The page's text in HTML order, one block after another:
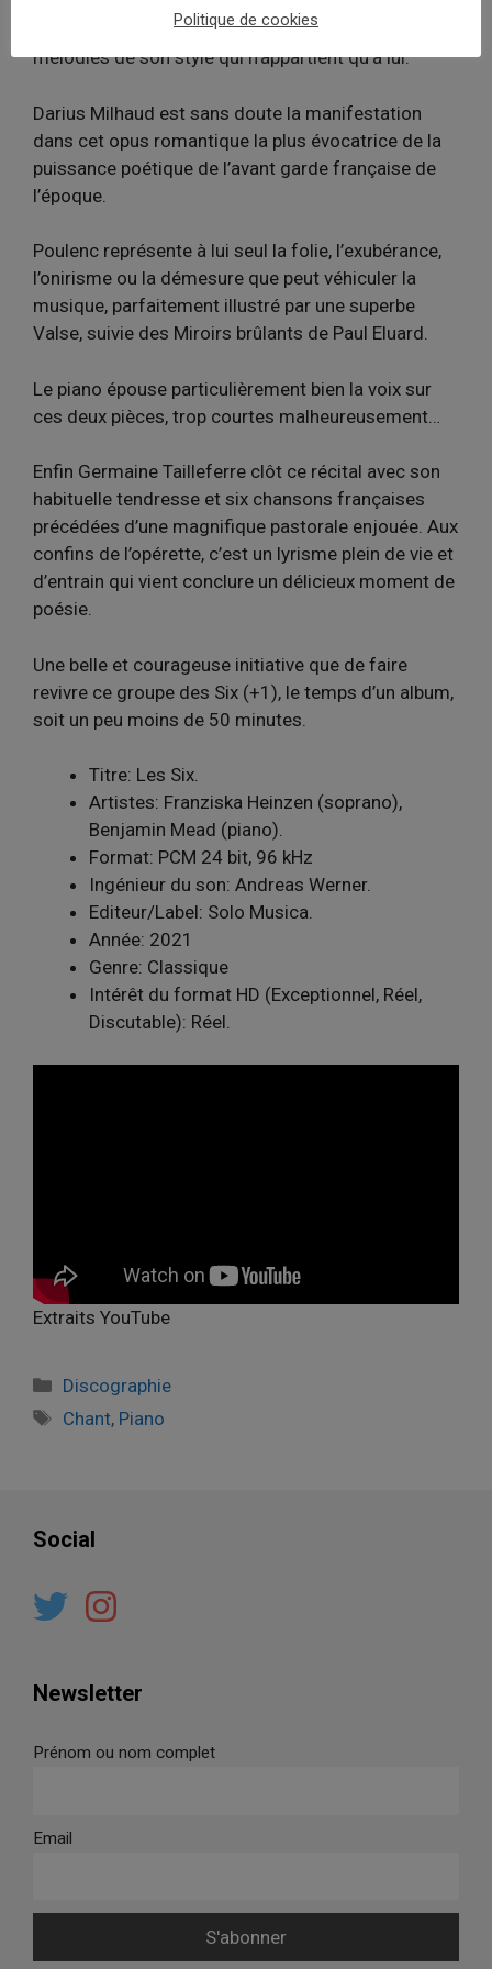
Le Maestro Satie donne la mesure en quatre
mélodies de son style qui n’appartient qu’à lui.
Darius Milhaud est sans doute la manifestation
dans cet opus romantique la plus évocatrice de la
puissance poétique de l’avant garde française de
l’époque.
Poulenc représente à lui seul la folie, l’exubérance,
l’onirisme ou la démesure que peut véhiculer la
musique, parfaitement illustré par une superbe
Valse, suivie des Miroirs brûlants de Paul Eluard.
Le piano épouse particulièrement bien la voix sur
ces deux pièces, trop courtes malheureusement…
Enfin Germaine Tailleferre clôt ce récital avec son
habituelle tendresse et six chansons françaises
précédées d’une magnifique pastorale enjouée. Aux
confins de l’opérette, c’est un lyrisme plein de vie et
d’entrain qui vient conclure un délicieux moment de
poésie.
Une belle et courageuse initiative que de faire
revivre ce groupe des Six (+1), le temps d’un album,
soit un peu moins de 50 minutes.
Titre: Les Six.
Artistes: Franziska Heinzen (soprano),
Benjamin Mead (piano).
Format: PCM 24 bit, 96 kHz
Ingénieur du son: Andreas Werner.
Editeur/Label: Solo Musica.
Année: 2021
Genre: Classique
Intérêt du format HD (Exceptionnel, Réel,
Discutable): Réel.
Extraits YouTube
Catégories
Discographie
Étiquettes
Chant, Piano
Social
Newsletter
Prénom ou nom complet
Email
Politique de cookies